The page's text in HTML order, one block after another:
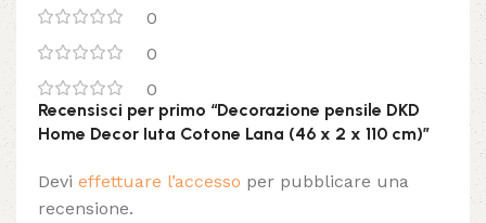
0
0
0
Recensisci per primo “Decorazione pensile DKD
Home Decor Iuta Cotone Lana (46 x 2 x 110 cm)”
Devi effettuare l’accesso per pubblicare una
recensione.